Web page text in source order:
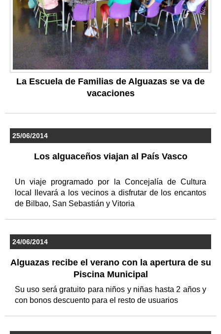
La Escuela de Familias de Alguazas se va de
vacaciones
25/06/2014
Los alguaceños viajan al País Vasco
Un viaje programado por la Concejalía de Cultura
local llevará a los vecinos a disfrutar de los encantos
de Bilbao, San Sebastián y Vitoria
24/06/2014
Alguazas recibe el verano con la apertura de su
Piscina Municipal
Su uso será gratuito para niños y niñas hasta 2 años y
con bonos descuento para el resto de usuarios